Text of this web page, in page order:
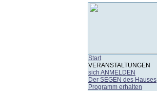
Start
VERANSTALTUNGEN
sich ANMELDEN
Der SEGEN des Hauses
Programm erhalten